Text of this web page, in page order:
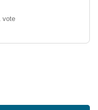
pas
vote